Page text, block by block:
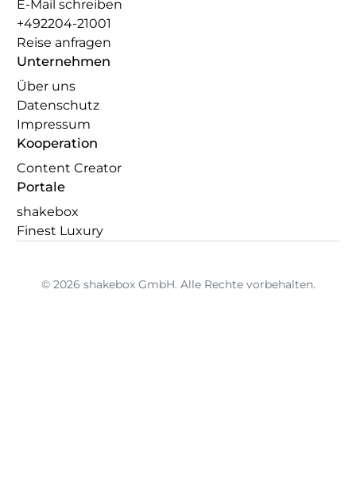
E-Mail schreiben
+492204-21001
Reise anfragen
Unternehmen
Über uns
Datenschutz
Impressum
Kooperation
Content Creator
Portale
shakebox
Finest Luxury
© 2026 shakebox GmbH. Alle Rechte vorbehalten.